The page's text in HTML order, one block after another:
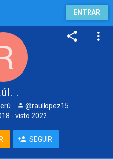
ENTRAR
.
@raullopez15
- visto 2022
SEGUIR